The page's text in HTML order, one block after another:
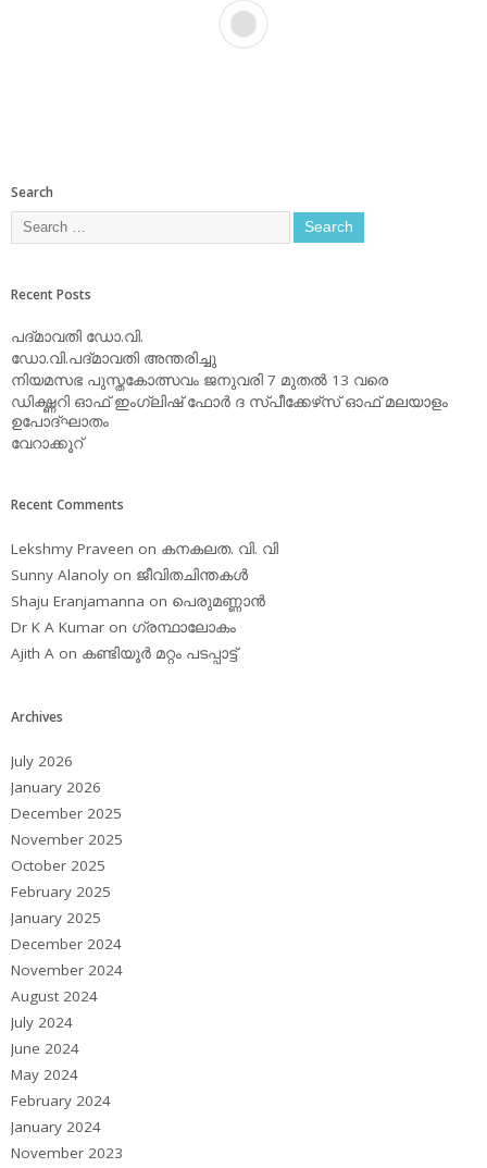
Search
Recent Posts
പദ്മാവതി ഡോ.വി.
ഡോ.വി.പദ്മാവതി അന്തരിച്ചു
നിയമസഭ പുസ്തകോത്സവം ജനുവരി 7 മുതല്‍ 13 വരെ
ഡിക്ഷ്ണറി ഓഫ് ഇംഗ്ലിഷ് ഫോര്‍ ദ സ്പീക്കേഴ്‌സ് ഓഫ് മലയാളം
ഉപോദ്ഘാതം
വേറാക്കൂറ്
Recent Comments
Lekshmy Praveen on കനകലത. വി. വി
Sunny Alanoly on ജീവിതചിന്തകള്‍
Shaju Eranjamanna on പെരുമണ്ണാന്‍
Dr K A Kumar on ഗ്രന്ഥാലോകം
Ajith A on കണ്ടിയൂര്‍ മറ്റം പടപ്പാട്ട്‌
Archives
July 2026
January 2026
December 2025
November 2025
October 2025
February 2025
January 2025
December 2024
November 2024
August 2024
July 2024
June 2024
May 2024
February 2024
January 2024
November 2023